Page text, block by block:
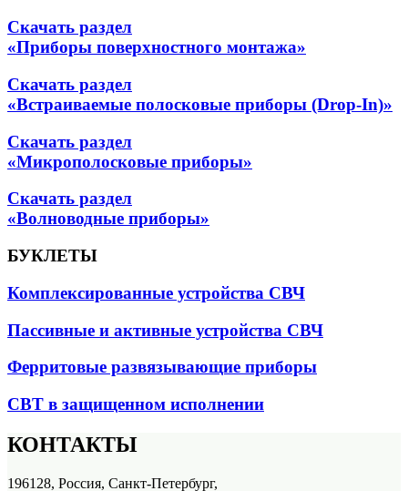
Скачать раздел
«Приборы поверхностного монтажа»
Скачать раздел
«Встраиваемые полосковые приборы (Drop-In)»
Скачать раздел
«Микрополосковые приборы»
Скачать раздел
«Волноводные приборы»
БУКЛЕТЫ
Комплексированные устройства СВЧ
Пассивные и активные устройства СВЧ
Ферритовые развязывающие приборы
СВТ в защищенном исполнении
КОНТАКТЫ
196128, Россия, Санкт-Петербург,